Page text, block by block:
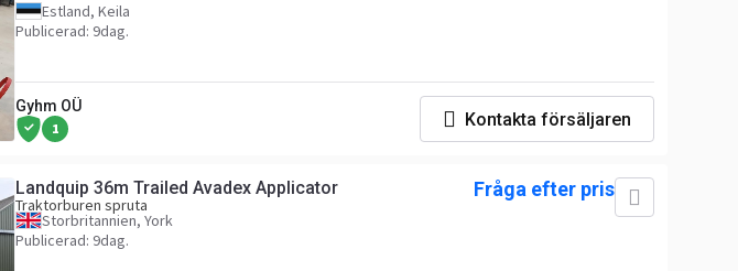
Estland, Keila
Publicerad: 9dag.
Gyhm OÜ
1 Kontakta försäljaren
Landquip 36m Trailed Avadex Applicator
Traktorburen spruta
Storbritannien, York
Publicerad: 9dag.
Fråga efter pris